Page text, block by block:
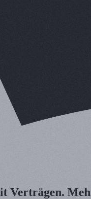
Verträgen.